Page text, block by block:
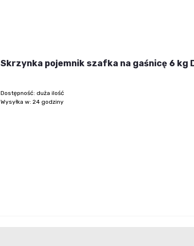
Skrzynka pojemnik szafka na gaśnicę 6 kg
Dostępność: duża ilość
Wysyłka w: 24 godziny